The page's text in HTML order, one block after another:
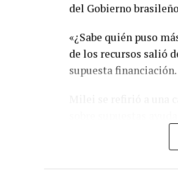
del Gobierno
«¿Sabe quién puso
de los recursos salió
supuesta financiación.
selección argentina y